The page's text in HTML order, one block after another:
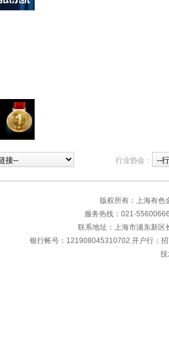
行业协会：
版权所有：上海有
服务热线：021-
联系地址：上海市浦东新
银行帐号：121908045310702 开户行：